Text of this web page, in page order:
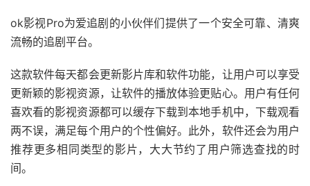
ok影视Pro为爱追剧的小伙伴们提供了一个安全可靠、清爽
流畅的追剧平台。
这款软件每天都会更新影片库和软件功能，让用户可以享受
更新颖的影视资源，让软件的播放体验更贴心。用户有任何
喜欢看的影视资源都可以缓存下载到本地手机中，下载观看
两不误，满足每个用户的个性偏好。此外，软件还会为用户
推荐更多相同类型的影片，大大节约了用户筛选查找的时
间。